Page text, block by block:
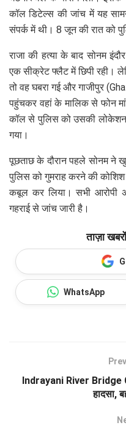
कॉल डिटेल्स की जांच में यह
संपर्क में थी। 8 जून की रात को
राजा की हत्या के बाद सोनम
एक सीक्रेट फ्लैट में छिपी रही।
तो वह घबरा गई और गाजीपुर
पहुंचकर वहां के मालिक से फोन
कॉल से पुलिस को उसकी लोकेशन
गया।
पूछताछ के दौरान पहले सोनम ने
पुलिस को गुमराह करने की
कबूल कर लिया। सभी
गहराई से जांच जारी है।
ताज़ा
WhatsApp
Indrayani River
हादसा,